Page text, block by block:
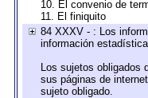
10. El convenio de
11. El finiquito
84 XXXV - : Los
información
Los sujetos obligados
sus páginas de
sujeto obligado.